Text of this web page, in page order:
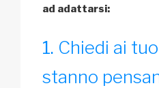
ad adattarsi:
Chiedi ai
stanno